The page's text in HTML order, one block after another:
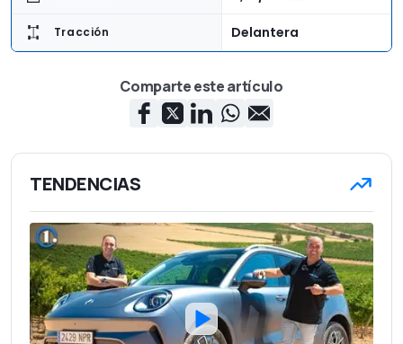
Tracción Delantera
1,82 m
Peso en vacío
Número de asientos 5
Capacidad del maletero 480 l
Precio base 37.730 euros
Comparte este artículo
TENDENCIAS